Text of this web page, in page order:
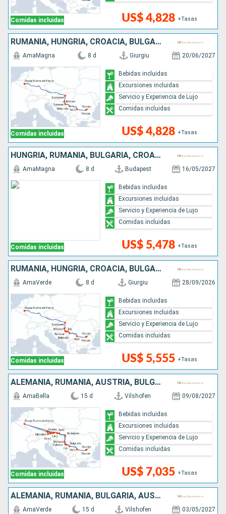
Comidas incluidas US$ 4,828 +Tasas
RUMANIA, HUNGRÍA, CROACIA, BULGARIA, SERBIA
Comidas incluidas
AmaMagna 8 d Giurgiu 20/06/2027
US$ 4,828 +Tasas
Bebidas incluidas
Excursiones incluidas
Servicio y Experiencia de Lujo
Comidas incluidas
HUNGRÍA, RUMANIA, BULGARIA, CROACIA, SERBIA
Comidas incluidas
AmaMagna 8 d Budapest 16/05/2027
US$ 5,478 +Tasas
Bebidas incluidas
Excursiones incluidas
Servicio y Experiencia de Lujo
Comidas incluidas
RUMANIA, HUNGRÍA, CROACIA, BULGARIA, SERBIA
Comidas incluidas
AmaVerde 8 d Giurgiu 28/09/2026
US$ 5,555 +Tasas
Bebidas incluidas
Excursiones incluidas
Servicio y Experiencia de Lujo
Comidas incluidas
ALEMANIA, RUMANIA, AUSTRIA, BULGARIA, SERBIA, ESLOVAQUIA, CROACIA, HUNGRÍA
Comidas incluidas
AmaBella 15 d Vilshofen 09/08/2027
US$ 7,035 +Tasas
Bebidas incluidas
Excursiones incluidas
Servicio y Experiencia de Lujo
Comidas incluidas
ALEMANIA, RUMANIA, BULGARIA, AUSTRIA, SERBIA, CROACIA, ESLOVAQUIA, HUNGRÍA
AmaVerde 15 d Vilshofen 03/05/2027